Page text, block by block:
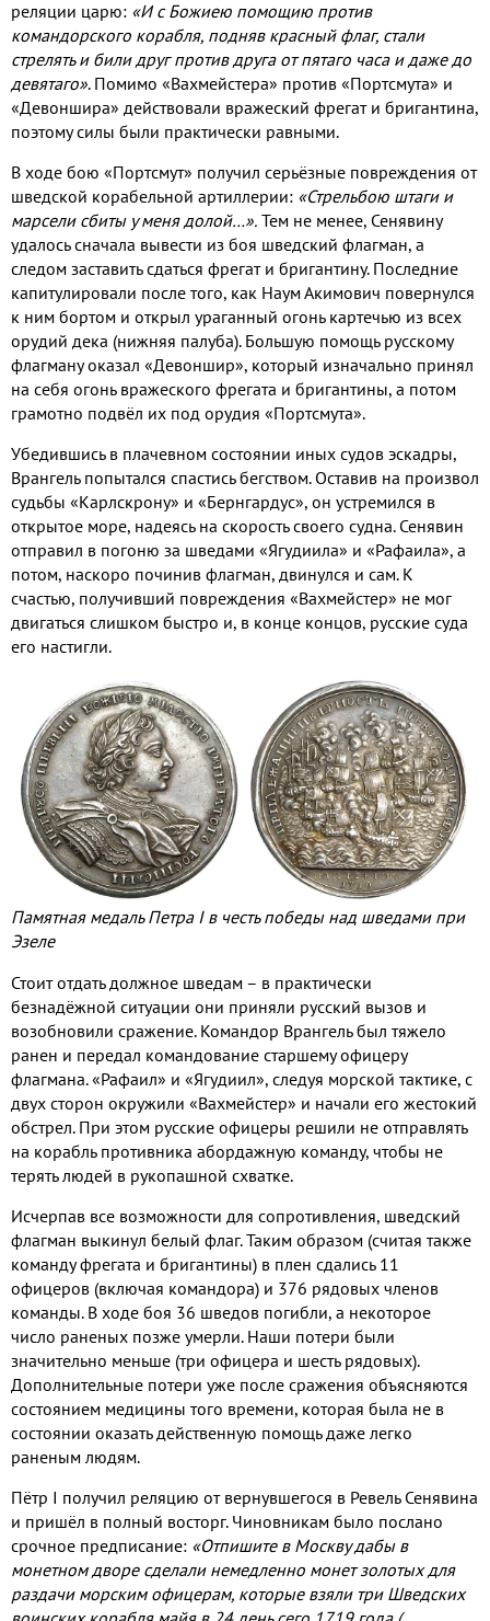
реляции царю: «И с Божиею помощию против
командорского корабля, подняв красный флаг, стали
стрелять и били друг против друга от пятаго часа и даже до
девятаго». Помимо «Вахмейстера» против «Портсмута» и
«Девоншира» действовали вражеский фрегат и бригантина,
поэтому силы были практически равными.
В ходе бою «Портсмут» получил серьёзные повреждения от
шведской корабельной артиллерии: «Стрельбою штаги и
марсели сбиты у меня долой…». Тем не менее, Сенявину
удалось сначала вывести из боя шведский флагман, а
следом заставить сдаться фрегат и бригантину. Последние
капитулировали после того, как Наум Акимович повернулся
к ним бортом и открыл ураганный огонь картечью из всех
орудий дека (нижняя палуба). Большую помощь русскому
флагману оказал «Девоншир», который изначально принял
на себя огонь вражеского фрегата и бригантины, а потом
грамотно подвёл их под орудия «Портсмута».
Убедившись в плачевном состоянии иных судов эскадры,
Врангель попытался спастись бегством. Оставив на произвол
судьбы «Карлскрону» и «Бернгардус», он устремился в
открытое море, надеясь на скорость своего судна. Сенявин
отправил в погоню за шведами «Ягудиила» и «Рафаила», а
потом, наскоро починив флагман, двинулся и сам. К
счастью, получивший повреждения «Вахмейстер» не мог
двигаться слишком быстро и, в конце концов, русские суда
его настигли.
Памятная медаль Петра I в честь победы над шведами при
Эзеле
Стоит отдать должное шведам – в практически
безнадёжной ситуации они приняли русский вызов и
возобновили сражение. Командор Врангель был тяжело
ранен и передал командование старшему офицеру
флагмана. «Рафаил» и «Ягудиил», следуя морской тактике, с
двух сторон окружили «Вахмейстер» и начали его жестокий
обстрел. При этом русские офицеры решили не отправлять
на корабль противника абордажную команду, чтобы не
терять людей в рукопашной схватке.
Исчерпав все возможности для сопротивления, шведский
флагман выкинул белый флаг. Таким образом (считая также
команду фрегата и бригантины) в плен сдались 11
офицеров (включая командора) и 376 рядовых членов
команды. В ходе боя 36 шведов погибли, а некоторое
число раненых позже умерли. Наши потери были
значительно меньше (три офицера и шесть рядовых).
Дополнительные потери уже после сражения объясняются
состоянием медицины того времени, которая была не в
состоянии оказать действенную помощь даже легко
раненым людям.
Пётр I получил реляцию от вернувшегося в Ревель Сенявина
и пришёл в полный восторг. Чиновникам было послано
срочное предписание: «Отпишите в Москву дабы в
монетном дворе сделали немедленно монет золотых для
раздачи морским офицерам, которые взяли три Шведских